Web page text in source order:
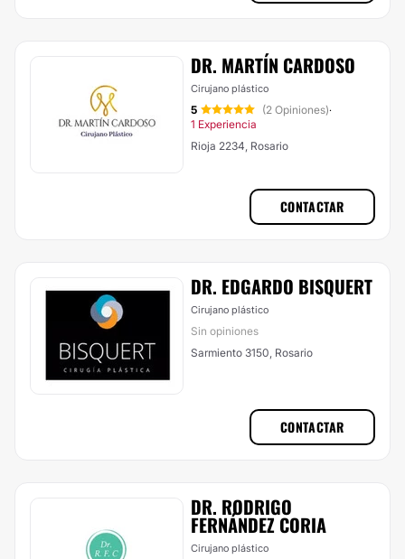
DR. MARTÍN CARDOSO
Cirujano plástico
5 (2 Opiniones)·
1 Experiencia
Rioja 2234, Rosario
CONTACTAR
DR. EDGARDO BISQUERT
Cirujano plástico
Sin opiniones
Sarmiento 3150, Rosario
CONTACTAR
DR. RODRIGO
FERNÁNDEZ CORIA
Cirujano plástico